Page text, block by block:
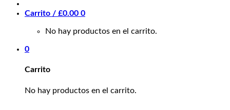
Carrito / £0.00 0
No hay productos en el carrito.
0
Carrito
No hay productos en el carrito.